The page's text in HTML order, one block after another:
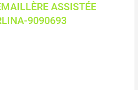
ASSISTÉE
9090693